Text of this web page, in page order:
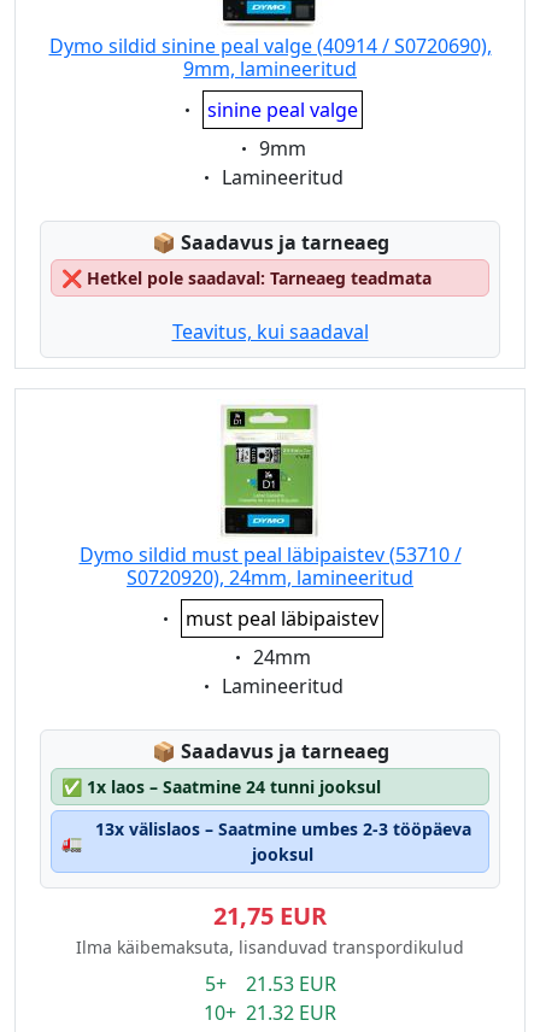
Dymo sildid sinine peal valge (40914 / S0720690),
9mm, lamineeritud
Eigenschaft:
sinine peal valge
Eigenschaft:
9mm
Eigenschaft:
Lamineeritud
📦 Lagerstatus:
Saadavus ja tarneaeg
❌ Hetkel pole saadaval: Tarneaeg teadmata
Teavitus, kui saadaval
Dymo sildid must peal läbipaistev (53710 /
S0720920), 24mm, lamineeritud
Eigenschaft:
must peal läbipaistev
Eigenschaft:
24mm
Eigenschaft:
Lamineeritud
📦 Lagerstatus:
Saadavus ja tarneaeg
✅ 1x laos – Saatmine 24 tunni jooksul
🚛
13x välislaos – Saatmine umbes 2-3 tööpäeva
jooksul
21,75 EUR
Ilma käibemaksuta, lisanduvad transpordikulud
5+ 21.53 EUR
10+ 21.32 EUR